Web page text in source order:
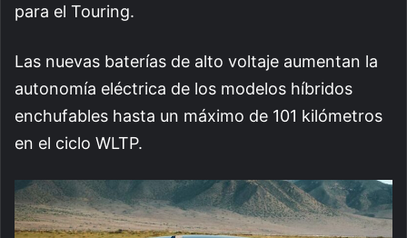
para el Touring.
Las nuevas baterías de alto voltaje aumentan la
autonomía eléctrica de los modelos híbridos
enchufables hasta un máximo de 101 kilómetros
en el ciclo WLTP.